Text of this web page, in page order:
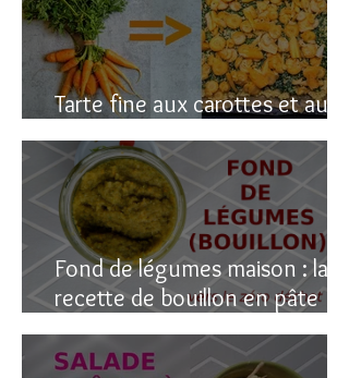
Tarte fine aux carottes et aux
fanes
Fond de légumes maison : la
recette de bouillon en pâte
(sain & facile)